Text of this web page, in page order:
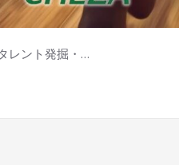
レント発掘・…